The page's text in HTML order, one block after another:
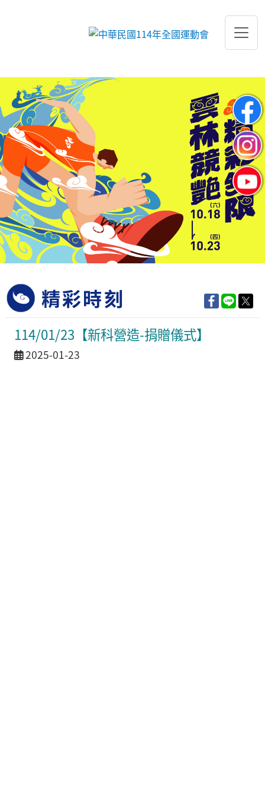
跳到主要內容
精彩時刻
114/01/23【新科營造-捐贈儀式】
活動日期
2025-01-23